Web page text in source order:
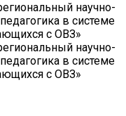
научно-
в системе
с ОВЗ»
научно-
в системе
с ОВЗ»